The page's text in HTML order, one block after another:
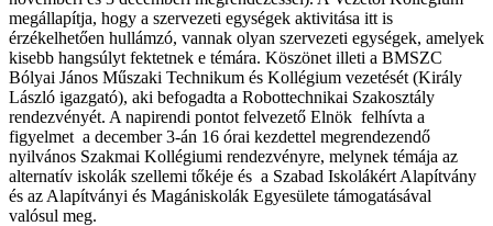
megállapítja, hogy a szervezeti egységek aktivitása itt is
érzékelhetően hullámzó, vannak olyan szervezeti egységek, amelyek
kisebb hangsúlyt fektetnek e témára. Köszönet illeti a BMSZC
Bólyai János Műszaki Technikum és Kollégium vezetését (Király
László igazgató), aki befogadta a Robottechnikai Szakosztály
rendezvényét. A napirendi pontot felvezető Elnök felhívta a
figyelmet a december 3-án 16 órai kezdettel megrendezendő
nyilvános Szakmai Kollégiumi rendezvényre, melynek témája az
alternatív iskolák szellemi tőkéje és a Szabad Iskolákért Alapítvány
és az Alapítványi és Magániskolák Egyesülete támogatásával
valósul meg.